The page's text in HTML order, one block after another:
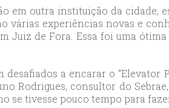
em outra instituição da cidade,
várias experiências novas e
Juiz de Fora. Essa foi uma
a encarar o
Rodrigues, consultor do
se tivesse pouco tempo para